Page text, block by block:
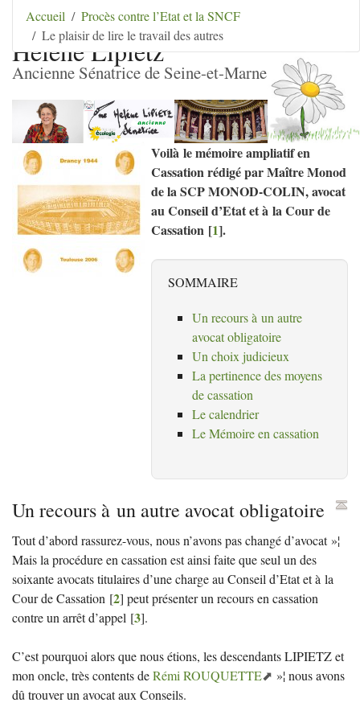
Aller au contenu Aller au menu |
Aller au menu
secondaire| Aller à la recherche
Hélène Lipietz
Ancienne Sénatrice de Seine-et-Marne
Accueil
Procès contre l’Etat et la SNCF
Le plaisir de lire le travail des autres
Voilà le mémoire ampliatif en
Cassation rédigé par Maître Monod
de laSCPMONOD-COLIN, avocat
au Conseil d’Etat et à la Cour de
Cassation [1].
SOMMAIRE
Un recours à un autre
avocat obligatoire
Un choix judicieux
La pertinence des moyens
de cassation
Le calendrier
Le Mémoire en cassation
Un recours à un autre avocat obligatoire
Tout d’abord rassurez-vous, nous n’avons pas changé d’avocat »¦
Mais la procédure en cassation est ainsi faite que seul un des
soixante avocats titulaires d’une charge au Conseil d’Etat et à la
Cour de Cassation [2] peut présenter un recours en cassation
contre un arrêt d’appel [3].
C’est pourquoi alors que nous étions, les descendantsLIPIETZet
mon oncle, très contents deRémi ROUQUETTE
»¦ nous avons
dû trouver un avocat aux Conseils.